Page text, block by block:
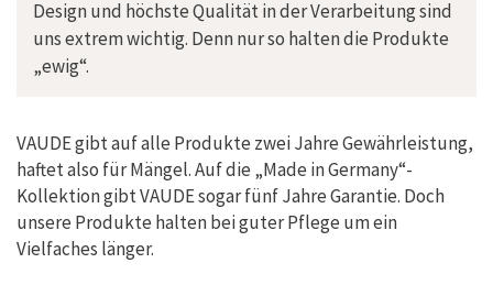
Design und höchste Qualität in der Verarbeitung sind
uns extrem wichtig. Denn nur so halten die Produkte
„ewig“.
VAUDE gibt auf alle Produkte zwei Jahre Gewährleistung,
haftet also für Mängel. Auf die „Made in Germany“-
Kollektion gibt VAUDE sogar fünf Jahre Garantie. Doch
unsere Produkte halten bei guter Pflege um ein
Vielfaches länger.